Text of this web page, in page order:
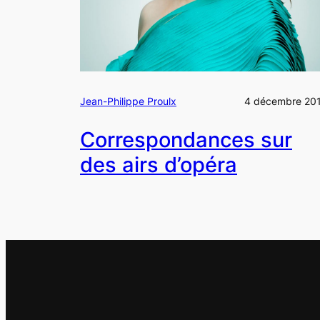
Jean-Philippe Proulx 4 décembre
Correspondances sur
des airs d’opéra